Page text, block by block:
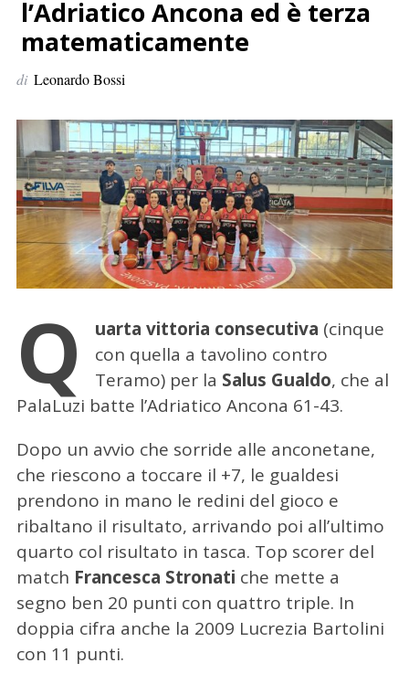
e
r
l’Adriatico Ancona ed è terza
matematicamente
di Leonardo Bossi
Q uarta vittoria consecutiva (cinque
con quella a tavolino contro
Teramo) per la Salus Gualdo, che al
PalaLuzi batte l’Adriatico Ancona 61-43.
Dopo un avvio che sorride alle anconetane,
che riescono a toccare il +7, le gualdesi
prendono in mano le redini del gioco e
ribaltano il risultato, arrivando poi all’ultimo
quarto col risultato in tasca. Top scorer del
match Francesca Stronati che mette a
segno ben 20 punti con quattro triple. In
doppia cifra anche la 2009 Lucrezia Bartolini
con 11 punti.